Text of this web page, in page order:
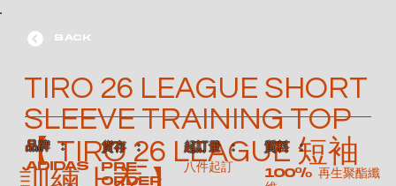
BACK
TIRO 26 LEAGUE SHORT
SLEEVE TRAINING TOP
【 TIRO 26 LEAGUE 短袖
​品牌 ：
ADIDAS
​貨存 ：
Pre-
order
​起訂量 ：
八件起訂
​質料 ：
100% 再生聚酯纖